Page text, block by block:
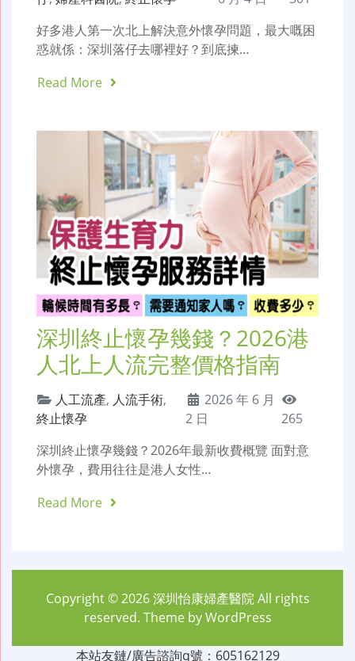
好多港人第一次北上解決意外懷孕問題，最大嘅困
惑就係：深圳落仔去哪裡好？到底揀…
Read More
深圳終止懷孕幾錢？2026港
人北上人流完整價格指南
人工流產, 人流手術,
終止懷孕
2026 年 6 月
2 日
265
深圳終止懷孕幾錢？2026年最新收費概覽 面對意
外懷孕，費用往往是港人女性…
Read More
Copyright © 2026深圳怡康婦產醫院All rights
reserved. Theme byWordPress
本站友鏈/廣告諮詢q號：605162129